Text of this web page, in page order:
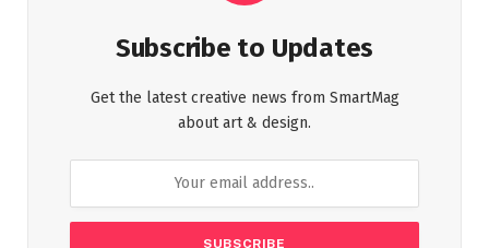
Subscribe to Updates
Get the latest creative news from SmartMag
about art & design.